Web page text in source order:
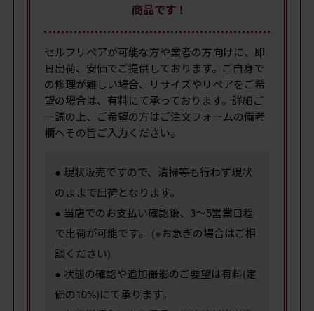
商品です !
セルフリペアが可能な方や業者の方向けに、即
日出荷、安価でご提供しております。ご自身で
の修理が難しい場合、リサイズやリペアをご希
望の場合は、有料にて承っております。詳細ご
一読の上、ご希望の方はご注文フォームの備考
欄へその旨ご入力ください。
● 現状販売ですので、清掃等も行わず現状
のままで出荷となります。
● 当店でのお支払い確認後、3～5営業日程
で出荷が可能です。 (※お急ぎの場合はご相
談ください)
● 状態の確認や追加撮影のご要望は有料(定
価の10%)にて承ります。